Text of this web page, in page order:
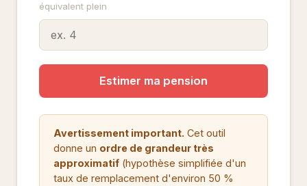
équivalent plein
Estimer ma pension
Avertissement important. Cet outil
donne un ordre de grandeur très
approximatif (hypothèse simplifiée d'un
taux de remplacement d'environ 50 %